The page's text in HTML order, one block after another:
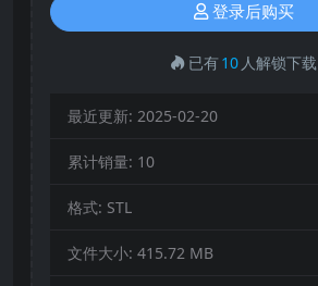
登录后购买
已有10 人解锁下载
最近更新: 2025-02-20
累计销量: 10
格式: STL
文件大小: 415.72 MB